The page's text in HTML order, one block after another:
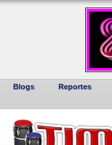
Blogs Reportes